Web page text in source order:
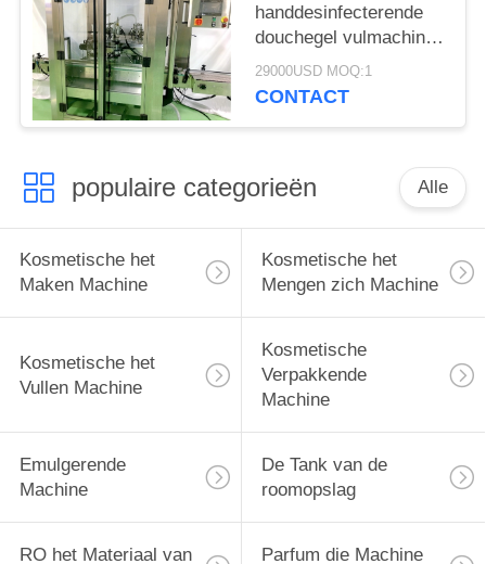
handdesinfecterende
douchegel vulmachine
continu
29000USD MOQ:1
CONTACT
populaire categorieën Alle
Kosmetische het
Maken Machine
Kosmetische het
Mengen zich Machine
Kosmetische het
Vullen Machine
Kosmetische
Verpakkende
Machine
Emulgerende
Machine
De Tank van de
roomopslag
RO het Materiaal van Parfum die Machine